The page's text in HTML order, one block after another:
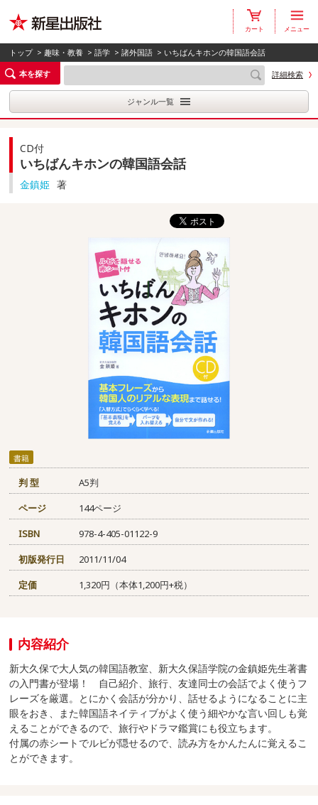
カート メニュー
トップ >趣味・教養 >語学 >諸外国語 > いちばんキホンの韓国語会話
本を探す
詳細検索
ジャンル一覧
CD付
いちばんキホンの韓国語会話
金鎮姫 著
書籍
判 型
A5判
ページ
144ページ
ISBN
978-4-405-01122-9
初版発行日
2011/11/04
定価
1,320円（本体1,200円+税）
内容紹介
新大久保で大人気の韓国語教室、新大久保語学院の金鎮姫先生著書
の入門書が登場！ 自己紹介、旅行、友達同士の会話でよく使うフ
レーズを厳選。とにかく会話が分かり、話せるようになることに主
眼をおき、また韓国語ネイティブがよく使う細やかな言い回しも覚
えることができるので、旅行やドラマ鑑賞にも役立ちます。
付属の赤シートでルビが隠せるので、読み方をかんたんに覚えるこ
とができます。